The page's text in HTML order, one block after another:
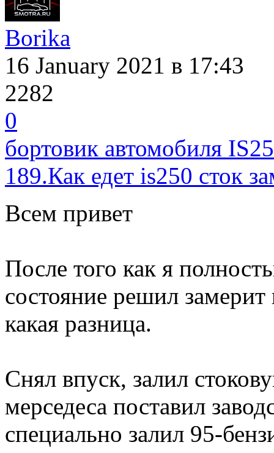
Borika
16 January 2021 в 17:43
2282
0
бортовик автомобиля
189.Как едет is250 сток
Всем привет
После того как я
состояние решил
какая разница.
Снял впуск, залил
мерседеса поставил
специально залил 95-